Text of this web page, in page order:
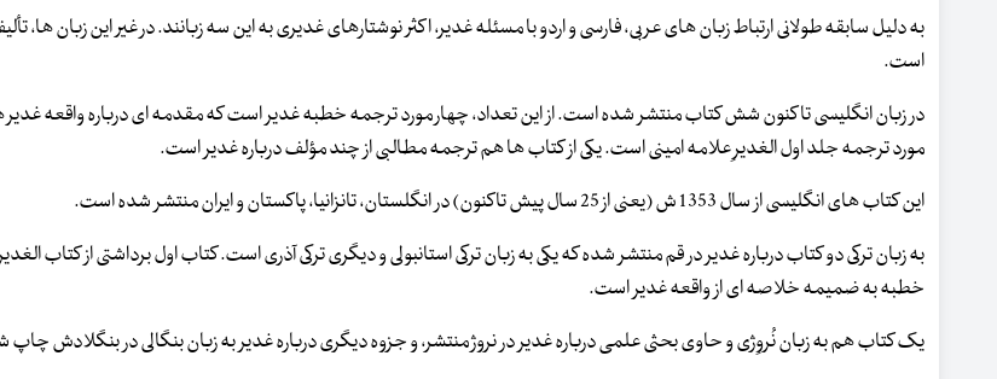
به دلیل سابقه طولانی ارتباط زبان های عربی، فارسی و اردو با مسئله غدیر، اکثر نوشتارهای غدیری به این سه زبانند. در غیر این زبان ها،
است.
در زبان انگلیسی تا کنون شش کتاب منتشر شده است. از این تعداد، چهار مورد ترجمه خطبه غدیر است که مقدمه ای درباره واقعه
مورد ترجمه جلد اول الغدیرِ علامه امینی است. یکی از کتاب ها هم ترجمه مطالبی از چند مؤلف درباره غدیر است.
این کتاب های انگلیسی از سال 1353 ش (یعنی از 25 سال پیش تاکنون) در انگلستان، تانزانیا، پاکستان و ایران منتشر شده است.
به زبان ترکی دو کتاب درباره غدیر در قم منتشر شده که یکی به زبان ترکی استانبولی و دیگری ترکی آذری است. کتاب اول برداشتی از کتاب
خطبه به ضمیمه خلاصه ای از واقعه غدیر است.
یک کتاب هم به زبان نُروِژی و حاوی بحثی علمی درباره غدیر در نروژ منتشر، و جزوه دیگری درباره غدیر به زبان بنگالی در بنگلادش